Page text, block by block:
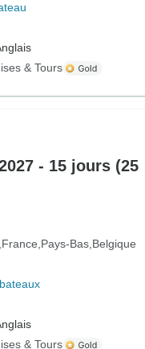
& Tours
- 15 jours (25
France Pays-Bas Belgique
& Tours